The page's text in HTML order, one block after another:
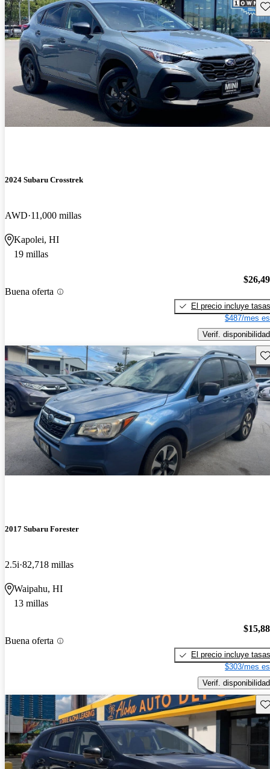
2024 Subaru Crosstrek
AWD 11,000 millas
Kapolei, HI
19 millas
Buena oferta
El precio incluye tasas
$487/mes
Verif. disponibilidad
2017 Subaru Forester
2.5i 82,718 millas
Waipahu, HI
13 millas
Buena oferta
El precio incluye tasas
$303/mes
Verif. disponibilidad